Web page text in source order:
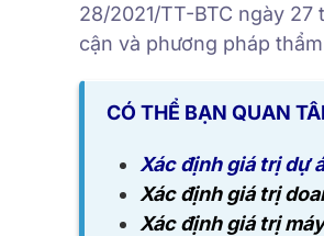
28/2021/TT-BTC ngày
cận và phương pháp
CÓ THỂ BẠN QUAN
Xác định giá trị dự
Xác định giá trị
Xác định giá trị